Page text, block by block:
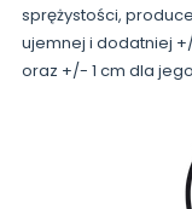
sprężystości,
ujemnej i dodatniej
oraz +/- 1 cm dla